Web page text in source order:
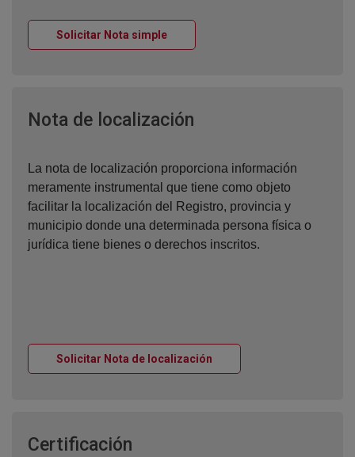
Solicitar Nota simpleVentana nueva
Nota de localización
La nota de localización proporciona información
meramente instrumental que tiene como objeto
facilitar la localización del Registro, provincia y
municipio donde una determinada persona física o
jurídica tiene bienes o derechos inscritos.
Solicitar Nota de localización
Certificación